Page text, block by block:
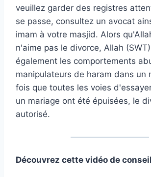
veuillez garder des registres
se passe, consultez un avocat
imam à votre masjid. Alors
n'aime pas le divorce, Allah
également les comportements
manipulateurs de haram dans un
fois que toutes les voies
un mariage ont été épuisées, le
autorisé.
Découvrez cette vidéo de